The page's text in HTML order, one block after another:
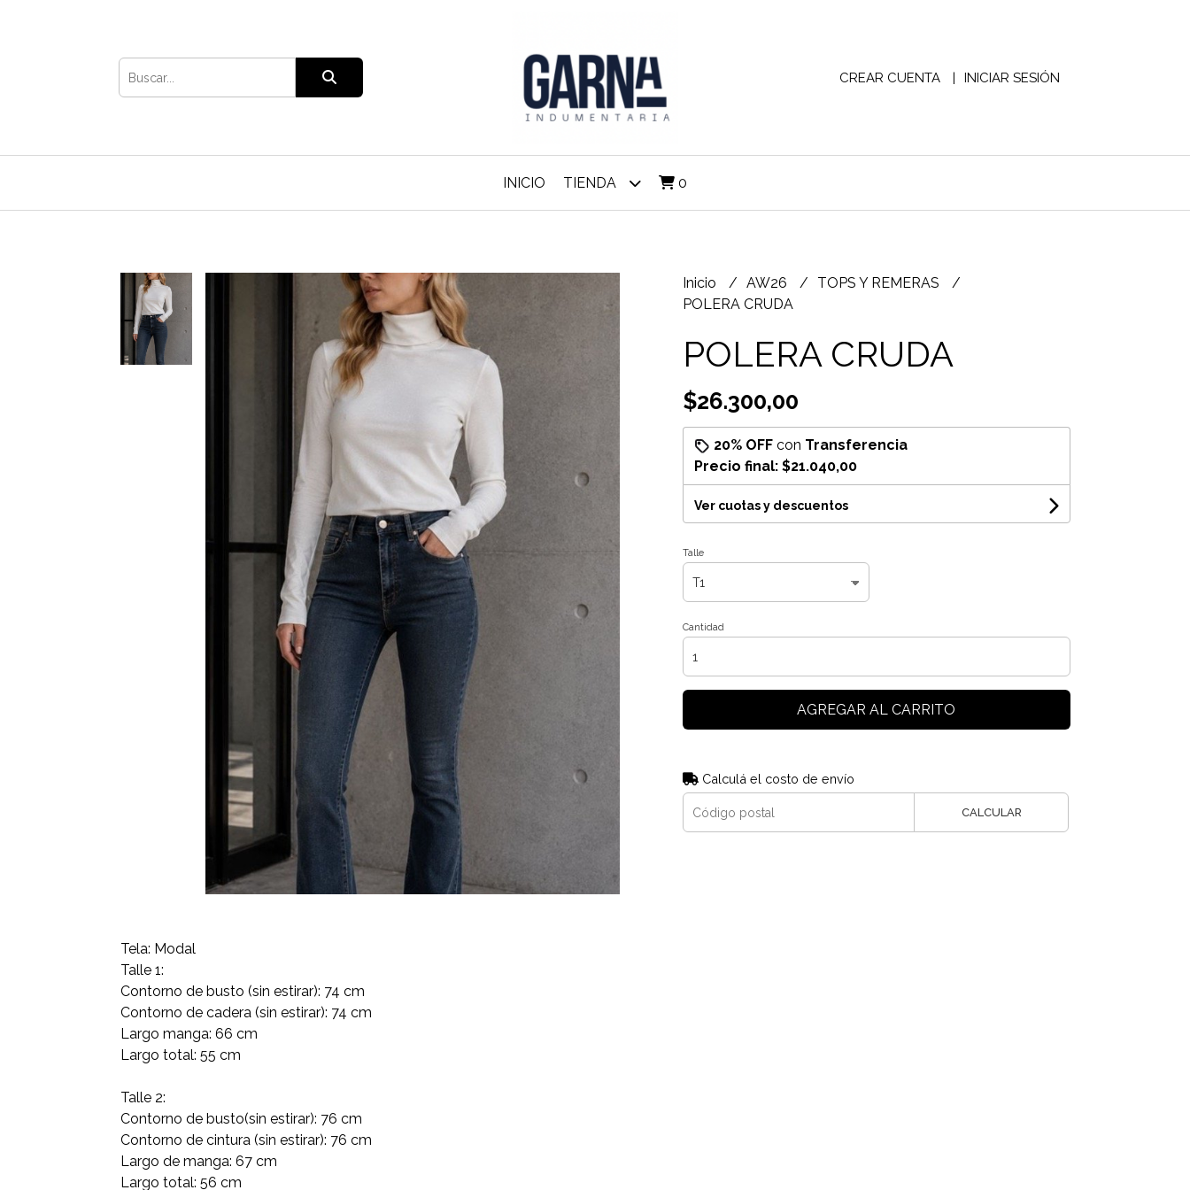
CREAR CUENTA INICIAR SESIÓN
INICIO TIENDA 0
Tela: Modal
Talle 1:
Contorno de busto (sin estirar): 74 cm
Contorno de cadera (sin estirar): 74 cm
Largo manga: 66 cm
Largo total: 55 cm
Talle 2:
Contorno de busto(sin estirar): 76 cm
Contorno de cintura (sin estirar): 76 cm
Largo de manga: 67 cm
Largo total: 56 cm
Inicio AW26
TOPS Y REMERAS
POLERA CRUDA
POLERA CRUDA
$26.300,00
20% OFFcon Transferencia
Precio final: $21.040,00
Ver cuotas y descuentos
Talle
Cantidad
AGREGAR AL CARRITO
Calculá el costo de envío
CALCULAR